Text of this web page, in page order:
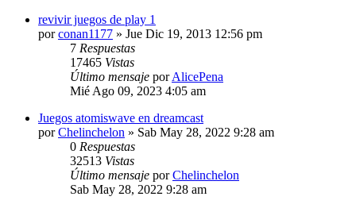
revivir juegos de play 1
porconan1177 » Jue Dic 19, 2013 12:56 pm
7 Respuestas
17465 Vistas
Último mensaje porAlicePena
Mié Ago 09, 2023 4:05 am
Juegos atomiswave en dreamcast
porChelinchelon » Sab May 28, 2022 9:28 am
0 Respuestas
32513 Vistas
Último mensaje porChelinchelon
Sab May 28, 2022 9:28 am